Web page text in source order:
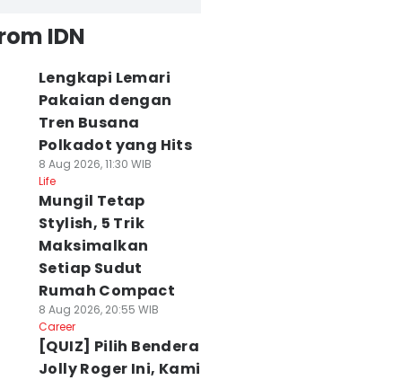
IDN
Lengkapi Lemari
Pakaian dengan
Tren Busana
Polkadot yang Hits
8 Aug 2026, 11:30 WIB
Life
Mungil Tetap
Stylish, 5 Trik
Maksimalkan
Setiap Sudut
Rumah Compact
8 Aug 2026, 20:55 WIB
Career
[QUIZ] Pilih Bendera
Jolly Roger Ini, Kami